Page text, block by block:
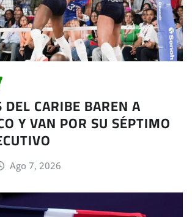
CARIBE BAREN A
Y VAN POR SU SÉPTIMO
Ago 7, 2026